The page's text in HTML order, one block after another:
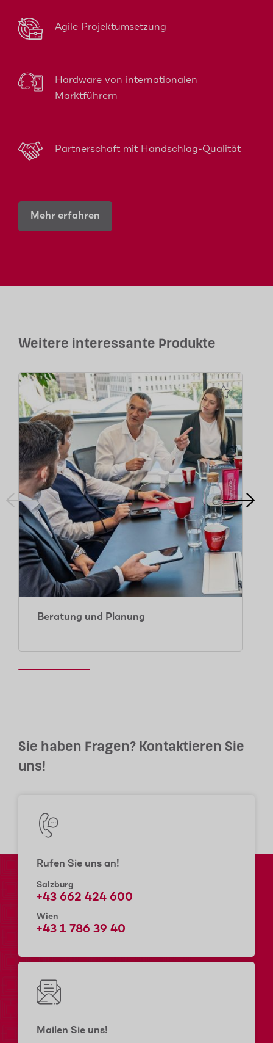
Agile Projektumsetzung
Hardware von internationalen
Marktführern
Partnerschaft mit Handschlag-Qualität
Mehr erfahren
Weitere interessante Produkte
Beratung und Planung
Sie haben Fragen? Kontaktieren Sie
uns!
Rufen Sie uns an!
Salzburg
+43 662 424 600
Wien
+43 1 786 39 40
Mailen Sie uns!